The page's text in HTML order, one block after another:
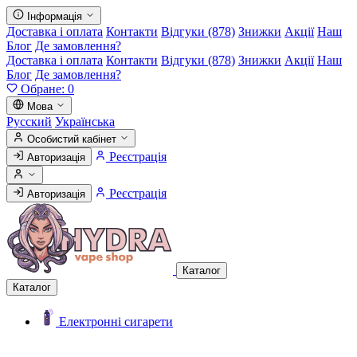
Інформація
Доставка і оплата Контакти Відгуки (878) Знижки Акції Наш
Блог Де замовлення?
Доставка і оплата Контакти Відгуки (878) Знижки Акції Наш
Блог Де замовлення?
Обране: 0
Мова
Русский Українська
Особистий кабінет
Авторизація
Реєстрація
Авторизація Реєстрація
Каталог
Каталог
Електронні сигарети